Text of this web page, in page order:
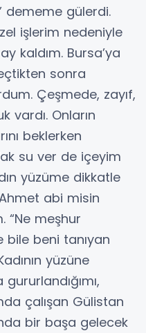
dememe gülerdi.
işlerim nedeniyle
kaldım. Bursa’ya
sonra
Çeşmede, zayıf,
vardı. Onların
beklerken
su ver de içeyim
yüzüme dikkatle
Ahmet abi misin
“Ne meşhur
bile beni tanıyan
yüzüne
çalışan Gülistan
bir başa gelecek